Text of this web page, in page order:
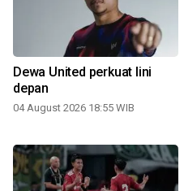
Dewa United perkuat lini
depan
04 August 2026 18:55 WIB